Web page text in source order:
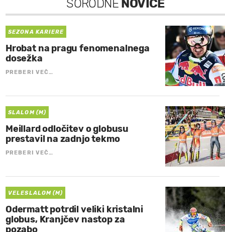
SORODNE NOVICE
SEZONA KARIERE
Hrobat na pragu fenomenalnega
dosežka
PREBERI VEČ…
SLALOM (M)
Meillard odločitev o globusu
prestavil na zadnjo tekmo
PREBERI VEČ…
VELESLALOM (M)
Odermatt potrdil veliki kristalni
globus, Kranjčev nastop za
pozabo